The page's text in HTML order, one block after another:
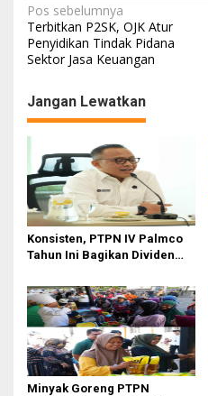
N
a
v
i
g
a
s
i
p
o
s
Pos sebelumnya
Terbitkan P2SK, OJK Atur
Penyidikan Tindak Pidana
Sektor Jasa Keuangan
Jangan Lewatkan
Konsisten, PTPN IV Palmco
Tahun Ini Bagikan Dividen
Minyak Goreng PTPN